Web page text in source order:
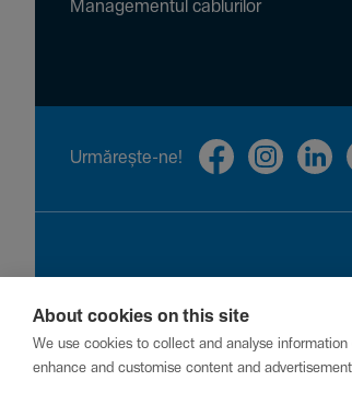
Managementul cablurilor
Urmă­rește-ne!
Privacy Cookies
About cookies on this site
We use cookies to collect and analyse
enhance and customise content and